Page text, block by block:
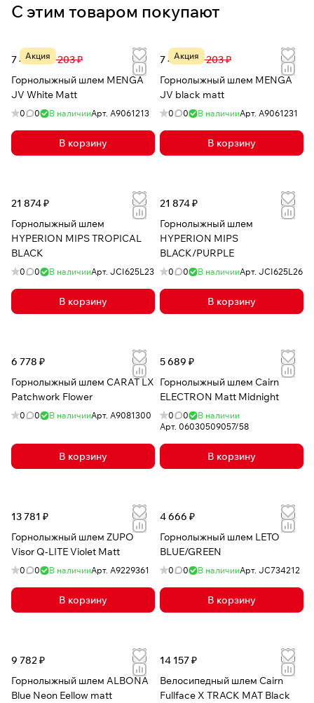
С этим товаром покупают
Акция
7 493 ₽17 203 ₽
Горнолыжный шлем MENGA
JV White Matt
0 0 В наличииАрт. A9061213
В корзину
Акция
7 493 ₽17 203 ₽
Горнолыжный шлем MENGA
JV black matt
0 0 В наличииАрт. A9061231
В корзину
21 874 ₽
Горнолыжный шлем
HYPERION MIPS TROPICAL
BLACK
0 0 В наличииАрт. JCI625L23
В корзину
21 874 ₽
Горнолыжный шлем
HYPERION MIPS
BLACK/PURPLE
0 0 В наличииАрт. JCI625L26
В корзину
6 778 ₽
Горнолыжный шлем CARAT LX
Patchwork Flower
0 0 В наличииАрт. A9081300
В корзину
5 689 ₽
Горнолыжный шлем Cairn
ELECTRON Matt Midnight
0 0
В наличии
Арт. 06030509057/58
В корзину
13 781 ₽
Горнолыжный шлем ZUPO
Visor Q-LITE Violet Matt
0 0 В наличииАрт. A9229361
В корзину
4 666 ₽
Горнолыжный шлем LETO
BLUE/GREEN
0 0 В наличииАрт. JC734212
В корзину
9 782 ₽
Горнолыжный шлем ALBONA
Blue Neon Eellow matt
14 157 ₽
Велосипедный шлем Cairn
Fullface X TRACK MAT Black